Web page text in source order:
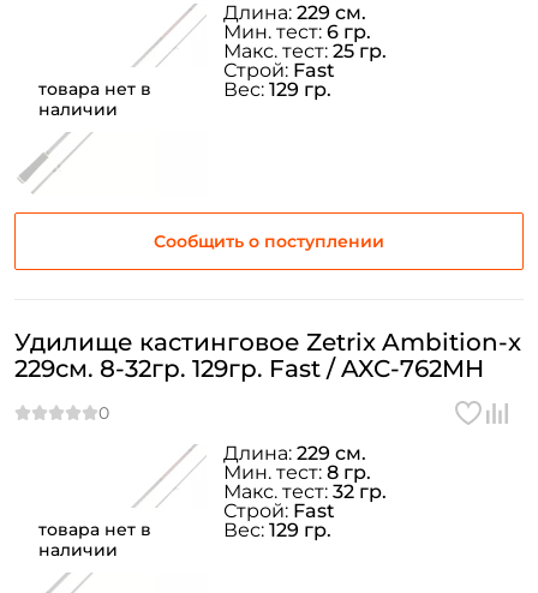
товара нет в
наличии
Сообщить о поступлении
Длина: 229 см.
Мин. тест: 6 гр.
Макс. тест: 25 гр.
Строй: Fast
Вес: 129 гр.
товара нет в
наличии
Удилище кастинговое Zetrix Ambition-x
229см. 8-32гр. 129гр. Fast / AXC-762MH
Длина: 229 см.
Мин. тест: 8 гр.
Макс. тест: 32 гр.
Строй: Fast
Вес: 129 гр.